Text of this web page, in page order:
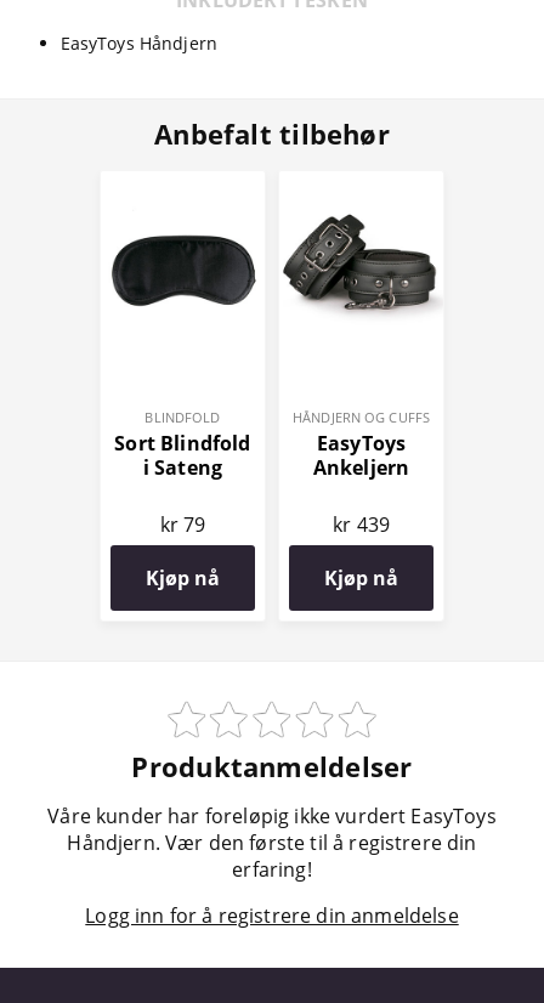
EasyToys Håndjern
Anbefalt tilbehør
BLINDFOLD
Sort Blindfold
i Sateng
kr 79
Kjøp nå
HÅNDJERN OG CUFFS
EasyToys
Ankeljern
kr 439
Kjøp nå
Produktanmeldelser
Våre kunder har foreløpig ikke vurdert EasyToys
Håndjern. Vær den første til å registrere din
erfaring!
Logg inn for å registrere din anmeldelse